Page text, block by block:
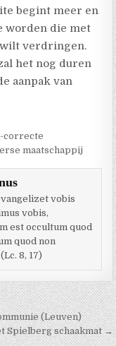
begint meer en
worden die met
verdringen.
het nog duren
aanpak van
correcte
maatschappij
vobis
vobis,
est occultum quod
quod non
8, 17)
(Leuven)
Spielberg schaakmat →